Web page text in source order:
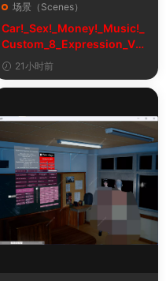
场景（Scenes）
Car!_Sex!_Money!_Music!_
Custom_8_Expression_V2_
1
21小时前